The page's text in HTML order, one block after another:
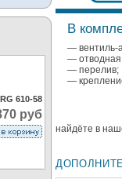
В
— вентиль-
—
— перелив;
—
найдёте в
610-58
руб